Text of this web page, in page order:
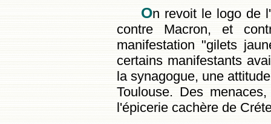
On revoit le logo de
contre Macron, et
manifestation "gilets
certains manifestants
la synagogue, une
Toulouse. Des
l'épicerie cachère de